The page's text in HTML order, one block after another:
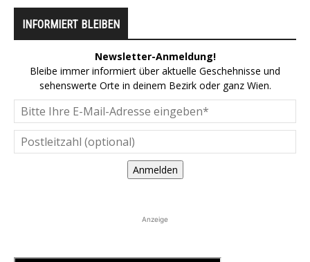
INFORMIERT BLEIBEN
Newsletter-Anmeldung!
Bleibe immer informiert über aktuelle Geschehnisse und
sehenswerte Orte in deinem Bezirk oder ganz Wien.
Anmelden
Anzeige